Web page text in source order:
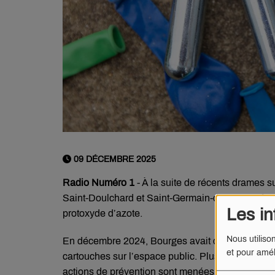
Les
Nous
et pour
09 DÉCEMBRE 2025
Radio Numéro 1 - À la suite de récents drames
Saint-Doulchard et Saint-Germain-du-Puy
protoxyde d’azote.
En décembre 2024, Bourges avait déjà interdit
cartouches sur l’espace public. Plus de 2 400
actions de prévention sont menées auprès des